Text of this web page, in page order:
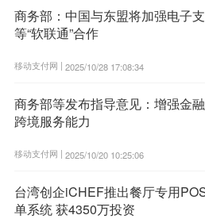
商务部：中国与东盟将加强电子
等“软联通”合作
移动支付网 | 2025/10/28 17:08:34
商务部等发布指导意见：增强金
跨境服务能力
移动支付网 | 2025/10/20 10:25:06
台湾创企iCHEF推出餐厅专用
单系统 获4350万投资